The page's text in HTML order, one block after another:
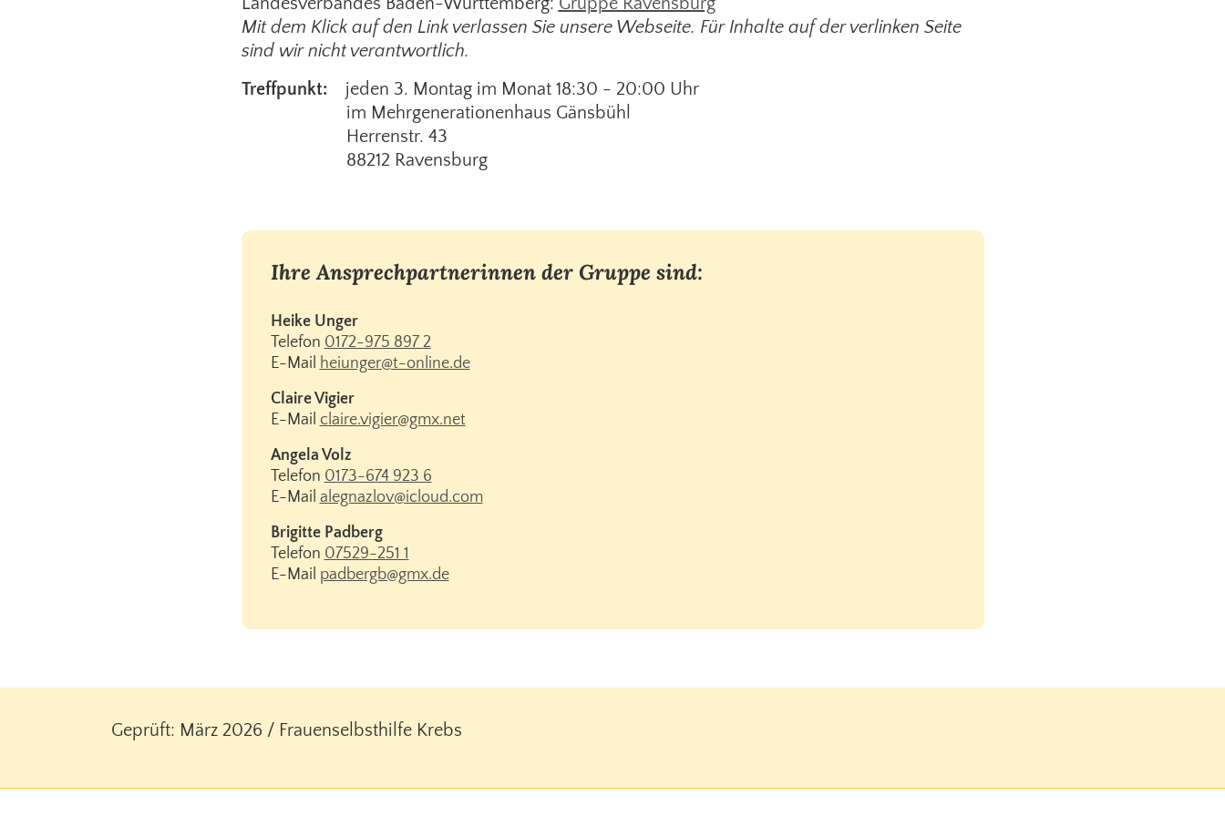
Mit dem Klick auf den Link verlassen Sie unsere Webseite. Für Inhalte auf der verlinken Seite
sind wir nicht verantwortlich.
Treffpunkt:
jeden 3. Montag im Monat 18:30 - 20:00 Uhr
im Mehrgenerationenhaus Gänsbühl
Herrenstr. 43
88212 Ravensburg
Ihre Ansprechpartnerinnen der Gruppe sind:
Heike Unger
Telefon 0172-975 897 2
E-Mail heiunger@t-online.de
Claire Vigier
E-Mail claire.vigier@gmx.net
Angela Volz
Telefon 0173-674 923 6
E-Mail alegnazlov@icloud.com
Brigitte Padberg
Telefon 07529-251 1
E-Mail padbergb@gmx.de
Geprüft: März 2026 / Frauenselbsthilfe Krebs